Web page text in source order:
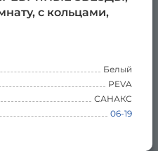
с кольцами,
Белый
PEVA
САНАКС
06-19